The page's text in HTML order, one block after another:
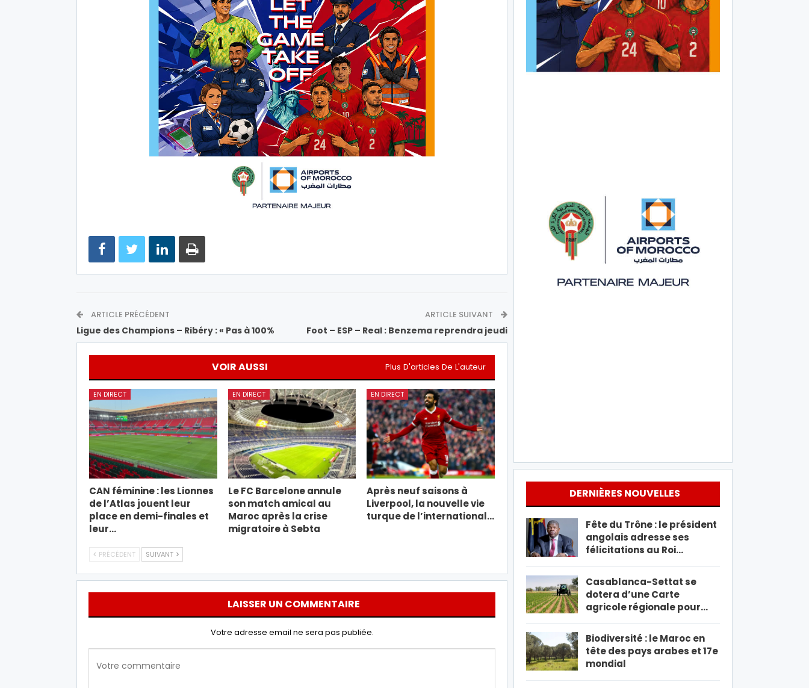
ARTICLE PRÉCÉDENT
Ligue des Champions – Ribéry : « Pas à 100%
ARTICLE SUIVANT
Foot – ESP – Real : Benzema reprendra jeudi
VOIR AUSSI Plus D'articles De L'auteur
EN DIRECT
CAN féminine : les Lionnes
de l’Atlas jouent leur
place en demi-finales et
leur…
EN DIRECT
Le FC Barcelone annule
son match amical au
Maroc après la crise
migratoire à Sebta
EN DIRECT
Après neuf saisons à
Liverpool, la nouvelle vie
turque de l’international…
PRÉCÉDENT SUIVANT
LAISSER UN COMMENTAIRE
Votre adresse email ne sera pas publiée.
DERNIÈRES NOUVELLES
Fête du Trône : le président
angolais adresse ses
félicitations au Roi…
Casablanca-Settat se
dotera d’une Carte
agricole régionale pour…
Biodiversité : le Maroc en
tête des pays arabes et 17e
mondial